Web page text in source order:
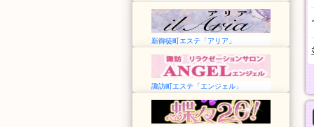
新御徒町エステ「アリア」
諏訪町エステ「エンジェル」